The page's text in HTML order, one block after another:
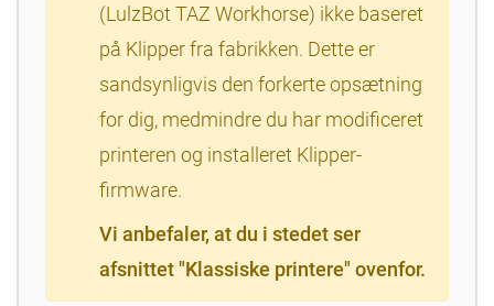
(LulzBot TAZ Workhorse) ikke baseret
på Klipper fra fabrikken. Dette er
sandsynligvis den forkerte opsætning
for dig, medmindre du har modificeret
printeren og installeret Klipper-
firmware.
Vi anbefaler, at du i stedet ser
afsnittet "Klassiske printere" ovenfor.